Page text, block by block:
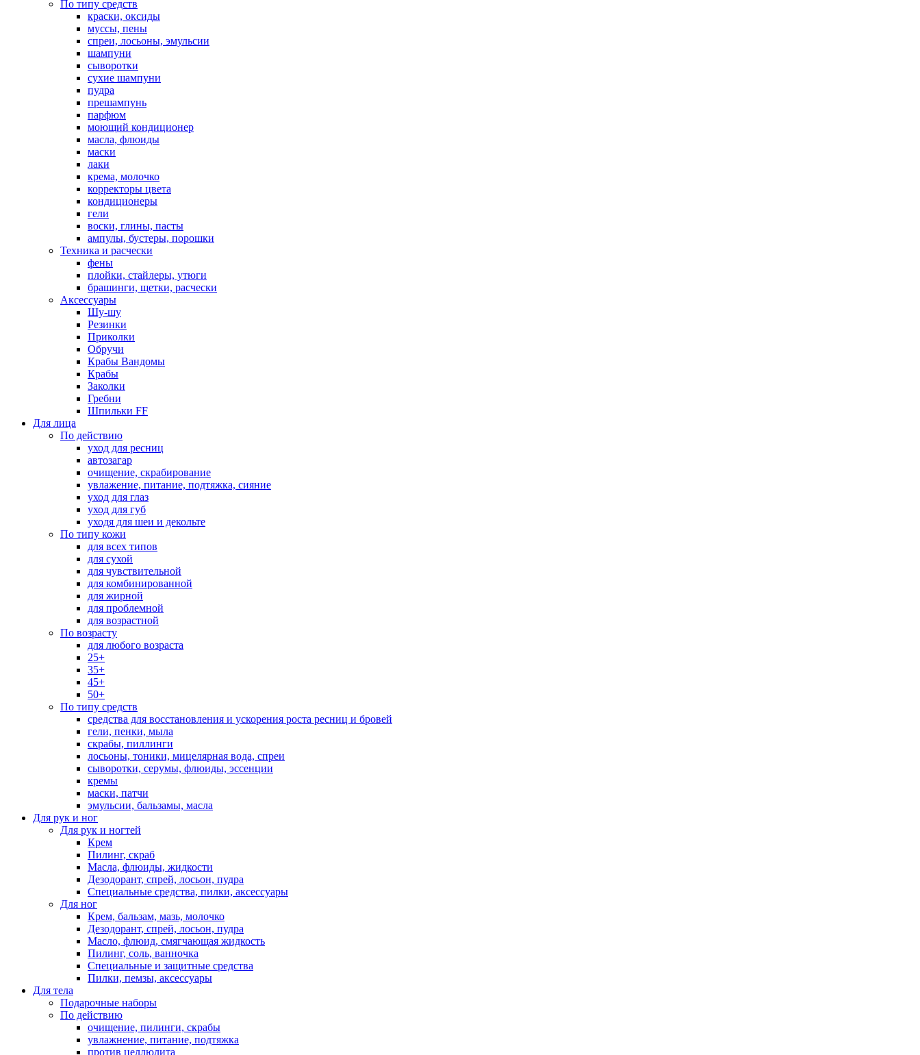
По типу средств
краски, оксиды
муссы, пены
спреи, лосьоны, эмульсии
шампуни
сыворотки
сухие шампуни
пудра
прешампунь
парфюм
моющий кондиционер
масла, флюиды
маски
лаки
крема, молочко
корректоры цвета
кондиционеры
гели
воски, глины, пасты
ампулы, бустеры, порошки
Техника и расчески
фены
плойки, стайлеры, утюги
брашинги, щетки, расчески
Аксессуары
Шу-шу
Резинки
Приколки
Обручи
Крабы Вандомы
Крабы
Заколки
Гребни
Шпильки FF
Для лица
По действию
уход для ресниц
автозагар
очищение, скрабирование
увлажение, питание, подтяжка, сияние
уход для глаз
уход для губ
уходя для шеи и декольте
По типу кожи
для всех типов
для сухой
для чувствительной
для комбинированной
для жирной
для проблемной
для возрастной
По возрасту
для любого возраста
25+
35+
45+
50+
По типу средств
средства для восстановления и ускорения роста ресниц и бровей
гели, пенки, мыла
скрабы, пиллинги
лосьоны, тоники, мицелярная вода, спреи
сыворотки, серумы, флюиды, эссенции
кремы
маски, патчи
эмульсии, бальзамы, масла
Для рук и ног
Для рук и ногтей
Крем
Пилинг, скраб
Масла, флюиды, жидкости
Дезодорант, спрей, лосьон, пудра
Специальные средства, пилки, аксессуары
Для ног
Крем, бальзам, мазь, молочко
Дезодорант, спрей, лосьон, пудра
Масло, флюид, смягчающая жидкость
Пилинг, соль, ванночка
Специальные и защитные средства
Пилки, пемзы, аксессуары
Для тела
Подарочные наборы
По действию
очищение, пилинги, скрабы
увлажнение, питание, подтяжка
против целлюлита